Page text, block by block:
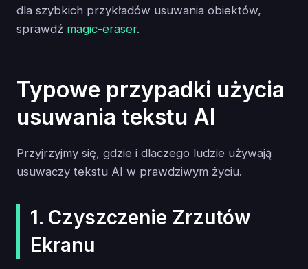
dla szybkich przykładów usuwania obiektów,
sprawdź magic-eraser.
Typowe przypadki użycia
usuwania tekstu AI
Przyjrzyjmy się, gdzie i dlaczego ludzie używają
usuwaczy tekstu AI w prawdziwym życiu.
1. Czyszczenie Zrzutów
Ekranu